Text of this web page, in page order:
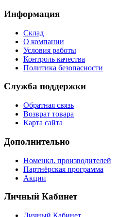
Информация
Склад
О компании
Условия работы
Контроль качества
Политика безопасности
Служба поддержки
Обратная связь
Возврат товара
Карта сайта
Дополнительно
Номенкл. производителей
Партнёрская программа
Акции
Личный Кабинет
Личный Кабинет